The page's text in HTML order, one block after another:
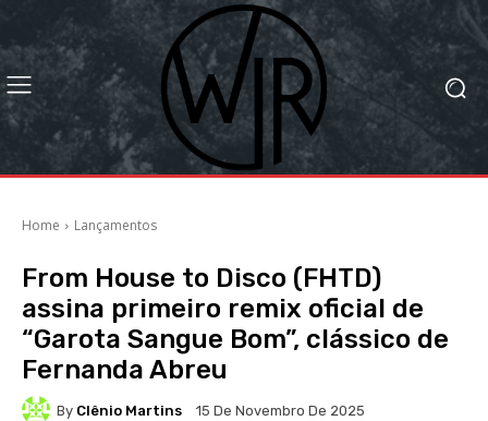
Home Lançamentos
From House to Disco (FHTD)
assina primeiro remix oficial de
“Garota Sangue Bom”, clássico de
Fernanda Abreu
By Clênio Martins 15 De Novembro De 2025